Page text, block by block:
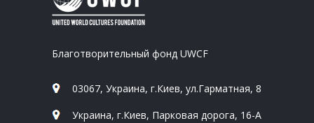
Благотворительный фонд UWCF
03067, Украина, г.Киев, ул.Гарматная, 8
Украина, г.Киев, Парковая дорога, 16-А